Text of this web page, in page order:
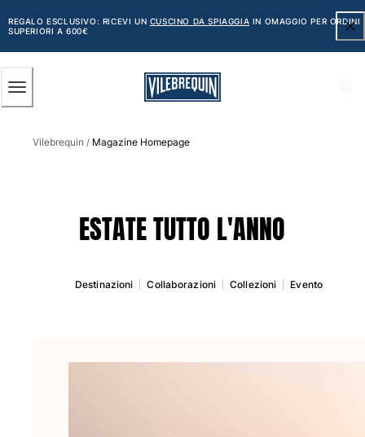
AL
CONTENUTO
PRINCIPALE
REGALO ESCLUSIVO: RICEVI UN CUSCINO DA SPIAGGIA IN OMAGGIO PER ORDINI
SUPERIORI A 600€
Vedi tutti i Uomo
Classico
Ricamati Edizione Numerata
Rash guard
Vilebrequin / Magazine Homepage
ESTATE TUTTO L'ANNO
Destinazioni Collaborazioni Collezioni Evento